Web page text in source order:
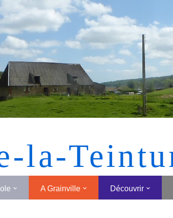
[MONTRER SOUS FORME DE
la-
A Grainville Découvrir